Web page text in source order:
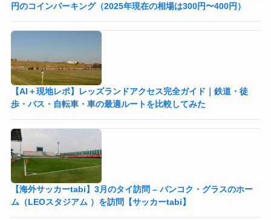
円のコインパーキング（2025年現在の相場は300円〜400円）
【AI＋現地レポ】レッズランドアクセス完全ガイド｜鉄道・徒
歩・バス・自転車・車の最適ルートを比較してみた
【海外サッカーtabi】3月のタイ訪問 – バンコク・グラスのホー
ム（LEOスタジアム ）を訪問【サッカーtabi】